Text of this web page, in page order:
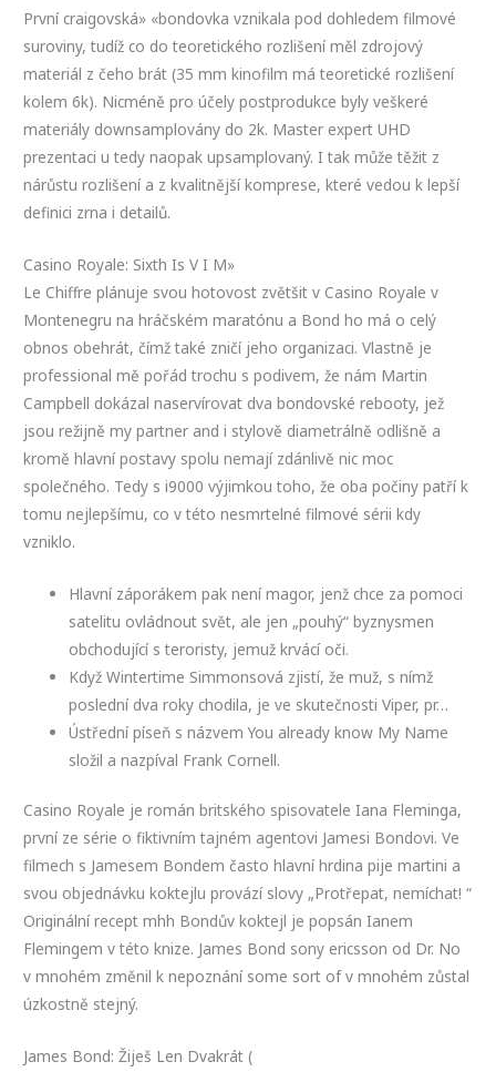
První craigovská» «bondovka vznikala pod dohledem filmové
suroviny, tudíž co do teoretického rozlišení měl zdrojový
materiál z čeho brát (35 mm kinofilm má teoretické rozlišení
kolem 6k). Nicméně pro účely postprodukce byly veškeré
materiály downsamplovány do 2k. Master expert UHD
prezentaci u tedy naopak upsamplovaný. I tak může těžit z
nárůstu rozlišení a z kvalitnější komprese, které vedou k lepší
definici zrna i detailů.
Casino Royale: Sixth Is V I M»
Le Chiffre plánuje svou hotovost zvětšit v Casino Royale v
Montenegru na hráčském maratónu a Bond ho má o celý
obnos obehrát, čímž také zničí jeho organizaci. Vlastně je
professional mě pořád trochu s podivem, že nám Martin
Campbell dokázal naservírovat dva bondovské rebooty, jež
jsou režijně my partner and i stylově diametrálně odlišně a
kromě hlavní postavy spolu nemají zdánlivě nic moc
společného. Tedy s i9000 výjimkou toho, že oba počiny patří k
tomu nejlepšímu, co v této nesmrtelné filmové sérii kdy
vzniklo.
Hlavní záporákem pak není magor, jenž chce za pomoci
satelitu ovládnout svět, ale jen „pouhý“ byznysmen
obchodující s teroristy, jemuž krvácí oči.
Když Wintertime Simmonsová zjistí, že muž, s nímž
poslední dva roky chodila, je ve skutečnosti Viper, pr…
Ústřední píseň s názvem You already know My Name
složil a nazpíval Frank Cornell.
Casino Royale je román britského spisovatele Iana Fleminga,
první ze série o fiktivním tajném agentovi Jamesi Bondovi. Ve
filmech s Jamesem Bondem často hlavní hrdina pije martini a
svou objednávku koktejlu provází slovy „Protřepat, nemíchat! “
Originální recept mhh Bondův koktejl je popsán Ianem
Flemingem v této knize. James Bond sony ericsson od Dr. No
v mnohém změnil k nepoznání some sort of v mnohém zůstal
úzkostně stejný.
James Bond: Žiješ Len Dvakrát (